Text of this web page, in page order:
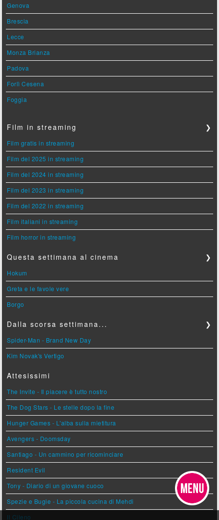
Genova
Brescia
Lecce
Monza Brianza
Padova
Forlì Cesena
Foggia
Film in streaming ❯
Film gratis in streaming
Film del 2025 in streaming
Film del 2024 in streaming
Film del 2023 in streaming
Film del 2022 in streaming
Film italiani in streaming
Film horror in streaming
Questa settimana al cinema ❯
Hokum
Greta e le favole vere
Borgo
Dalla scorsa settimana... ❯
Spider-Man - Brand New Day
Kim Novak's Vertigo
Attesissimi
The Invite - Il piacere è tutto nostro
The Dog Stars - Le stelle dopo la fine
Hunger Games - L'alba sulla mietitura
Avengers - Doomsday
Santiago - Un cammino per ricominciare
Resident Evil
Tony - Diario di un giovane cuoco
Spezie e Bugie - La piccola cucina di Mehdi
Il Cileno